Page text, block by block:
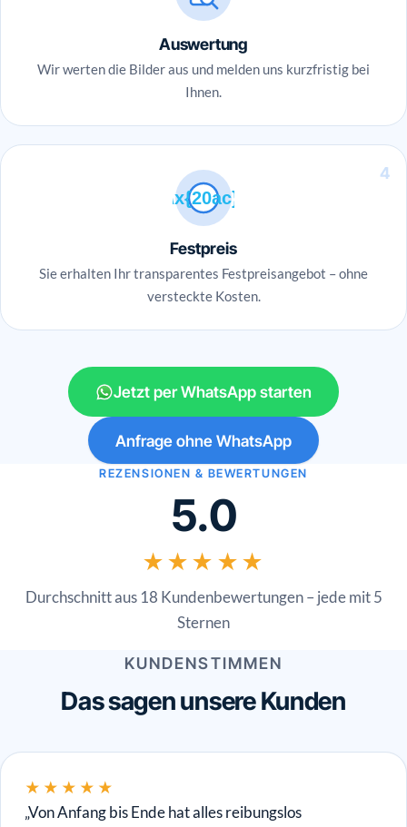
Auswertung
Wir werten die Bilder aus und melden uns kurzfristig bei
Ihnen.
4
\x{20ac}
Festpreis
Sie erhalten Ihr transparentes Festpreisangebot – ohne
versteckte Kosten.
Jetzt per WhatsApp starten
Anfrage ohne WhatsApp
REZENSIONEN & BEWERTUNGEN
5.0
★★★★★
Durchschnitt aus 18 Kundenbewertungen – jede mit 5
Sternen
KUNDENSTIMMEN
Das sagen unsere Kunden
★★★★★
„Von Anfang bis Ende hat alles reibungslos